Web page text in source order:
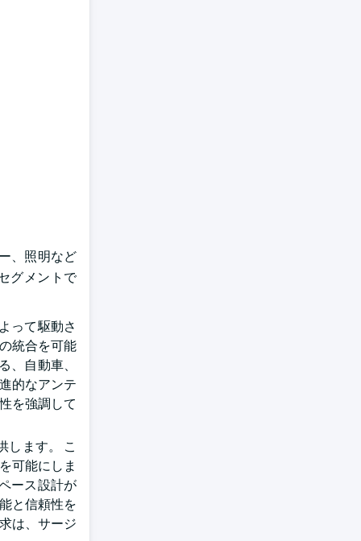
、照明など
グメントで
って駆動さ
統合を可能
自動車、
的なアンテ
を強調して
します。 こ
可能にしま
ース設計が
と信頼性を
は、サージ